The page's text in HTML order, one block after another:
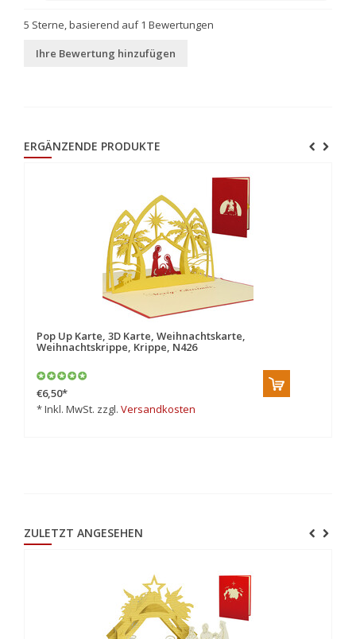
5 Sterne, basierend auf1 Bewertungen
Ihre Bewertung hinzufügen
ERGÄNZENDE PRODUKTE
Pop Up Karte, 3D Karte, Weihnachtskarte,
Weihnachtskrippe, Krippe, N426
€6,50*
* Inkl. MwSt. zzgl. Versandkosten
ZULETZT ANGESEHEN